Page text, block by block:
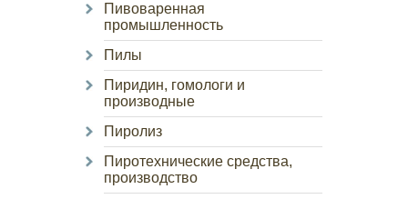
Пивоваренная
промышленность
Пилы
Пиридин, гомологи и
производные
Пиролиз
Пиротехнические средства,
производство